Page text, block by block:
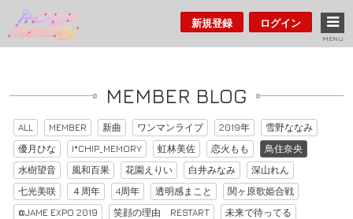
新規登録 ログイン
MENU
MEMBER BLOG
ALL MEMBER 新曲 ワンマンライブ 2019年
雪野ななみ
優月ひな
I*CHIP_MEMORY 虹林美佐 恋火もも
鳥住奈央
水樹望音
風和百果 花園えりい 白井みなみ
深山れん
七光美咲
４周年 4周年 透明感まこと
関ヶ原歌姫合戦
@JAME EXPO 2019
笑顔の理由 RESTART
未来で待ってる